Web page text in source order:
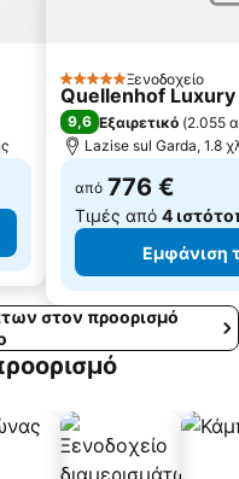
5 ΑστέριαΞενοδοχείο
Quellenhof
9,6 Εξαιρετικό (2.055
Lazise sul Garda, 1.8
από 776 €
Τιμές από 4
Εμφάνιση
στον προορισμό